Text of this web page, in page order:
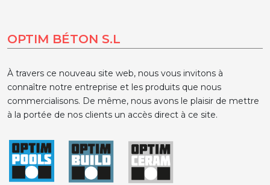
OPTIM BÉTON S.L
À travers ce nouveau site web, nous vous invitons à
connaître notre entreprise et les produits que nous
commercialisons. De même, nous avons le plaisir de mettre
à la portée de nos clients un accès direct à ce site.